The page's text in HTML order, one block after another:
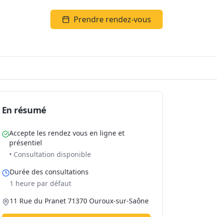
Prendre rendez-vous
En résumé
Accepte les rendez vous en ligne et
présentiel
• Consultation disponible
Durée des consultations
1 heure par défaut
11 Rue du Pranet 71370 Ouroux-sur-Saône